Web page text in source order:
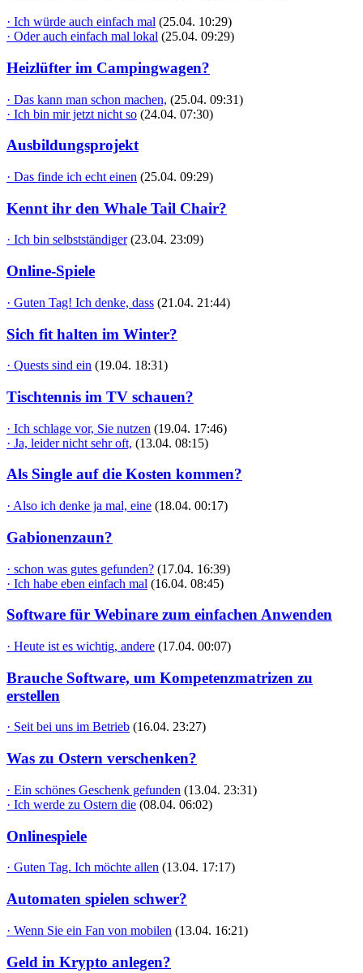
· Ich würde auch einfach mal (25.04. 10:29)
· Oder auch einfach mal lokal (25.04. 09:29)
Heizlüfter im Campingwagen?
· Das kann man schon machen, (25.04. 09:31)
· Ich bin mir jetzt nicht so (24.04. 07:30)
Ausbildungsprojekt
· Das finde ich echt einen (25.04. 09:29)
Kennt ihr den Whale Tail Chair?
· Ich bin selbstständiger (23.04. 23:09)
Online-Spiele
· Guten Tag! Ich denke, dass (21.04. 21:44)
Sich fit halten im Winter?
· Quests sind ein (19.04. 18:31)
Tischtennis im TV schauen?
· Ich schlage vor, Sie nutzen (19.04. 17:46)
· Ja, leider nicht sehr oft, (13.04. 08:15)
Als Single auf die Kosten kommen?
· Also ich denke ja mal, eine (18.04. 00:17)
Gabionenzaun?
· schon was gutes gefunden? (17.04. 16:39)
· Ich habe eben einfach mal (16.04. 08:45)
Software für Webinare zum einfachen Anwenden
· Heute ist es wichtig, andere (17.04. 00:07)
Brauche Software, um Kompetenzmatrizen zu
erstellen
· Seit bei uns im Betrieb (16.04. 23:27)
Was zu Ostern verschenken?
· Ein schönes Geschenk gefunden (13.04. 23:31)
· Ich werde zu Ostern die (08.04. 06:02)
Onlinespiele
· Guten Tag. Ich möchte allen (13.04. 17:17)
Automaten spielen schwer?
· Wenn Sie ein Fan von mobilen (13.04. 16:21)
Geld in Krypto anlegen?